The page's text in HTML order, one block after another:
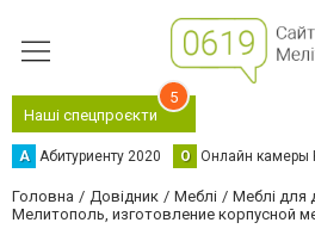
Наші спецпроєкти
5
А Абитуриенту 2020 О Онлайн камеры
Головна Довідник Меблі Меблі для
Мелитополь, изготовление корпусной